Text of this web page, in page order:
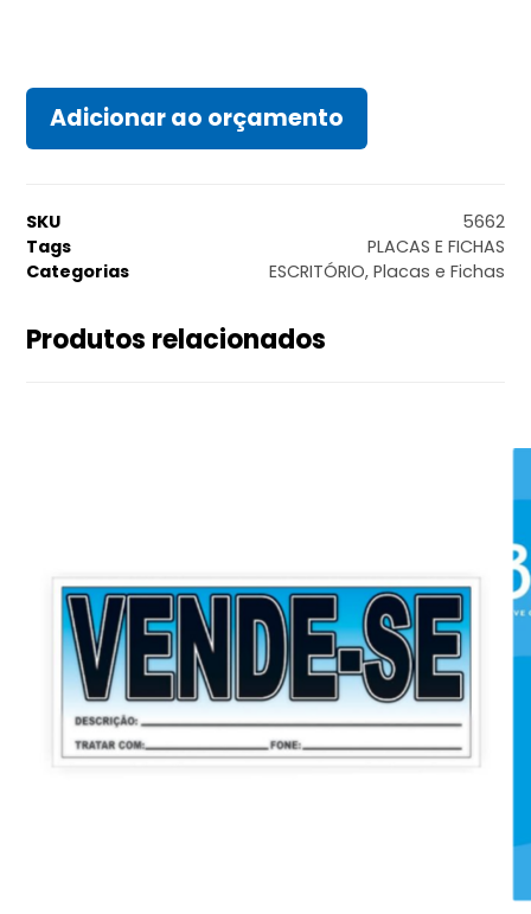
Adicionar ao orçamento
SKU
5662
Tags
PLACAS E FICHAS
Categorias
ESCRITÓRIO, Placas e Fichas
Produtos relacionados